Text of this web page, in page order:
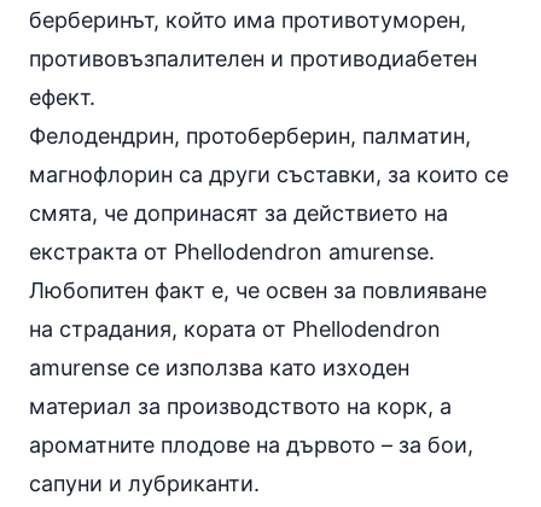
берберинът, който има противотуморен,
противовъзпалителен и противодиабетен
ефект.
Фелодендрин, протоберберин, палматин,
магнофлорин са други съставки, за които се
смята, че допринасят за действието на
екстракта от Phellodendron amurense.
Любопитен факт е, че освен за повлияване
на страдания, кората от Phellodendron
amurense се използва като изходен
материал за производството на корк, а
ароматните плодове на дървото – за бои,
сапуни и лубриканти.